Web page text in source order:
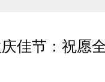
佳节：祝愿